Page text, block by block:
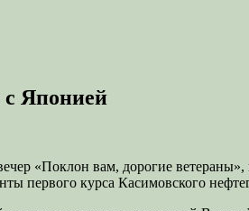
с Японией
«Поклон вам, дорогие
курса Касимовского